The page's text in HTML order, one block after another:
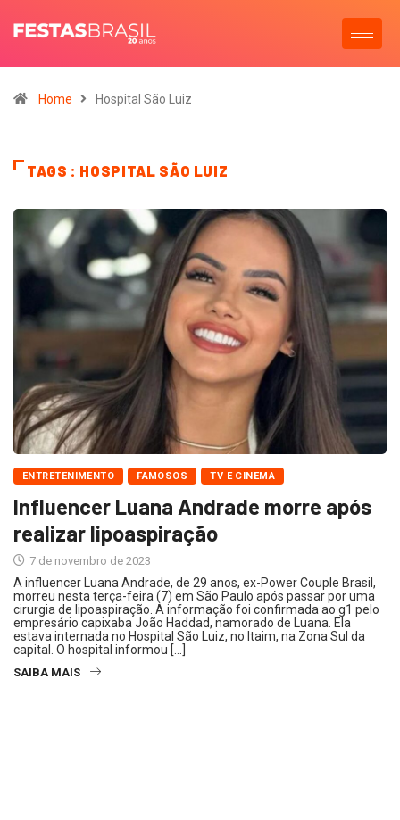
Home Hospital São Luiz
TAGS : HOSPITAL SÃO LUIZ
ENTRETENIMENTO FAMOSOS TV E CINEMA
Influencer Luana Andrade morre após
realizar lipoaspiração
7 de novembro de 2023
A influencer Luana Andrade, de 29 anos, ex-Power Couple Brasil,
morreu nesta terça-feira (7) em São Paulo após passar por uma
cirurgia de lipoaspiração. A informação foi confirmada ao g1 pelo
empresário capixaba João Haddad, namorado de Luana. Ela
estava internada no Hospital São Luiz, no Itaim, na Zona Sul da
capital. O hospital informou […]
SAIBA MAIS